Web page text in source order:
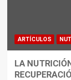
ARTÍCULOS
LA